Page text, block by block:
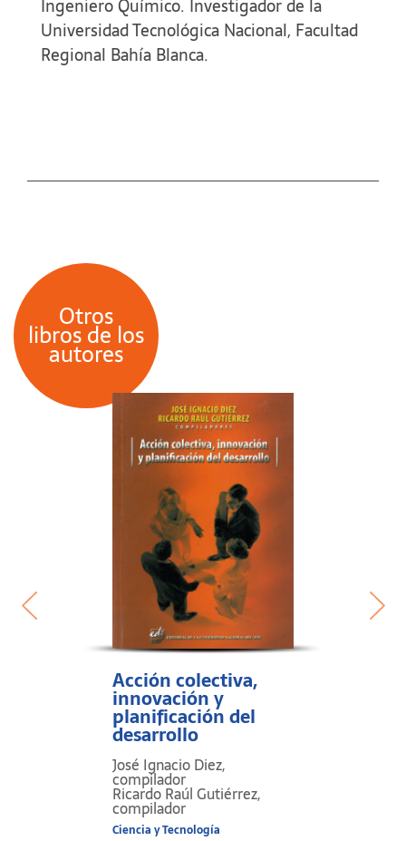
Ingeniero Químico. Investigador de la
Universidad Tecnológica Nacional, Facultad
Regional Bahía Blanca.
Otros
libros de los
autores
Acción colectiva,
innovación y
planificación del
desarrollo
José Ignacio Diez,
compilador
Ricardo Raúl Gutiérrez,
compilador
Ciencia y Tecnología